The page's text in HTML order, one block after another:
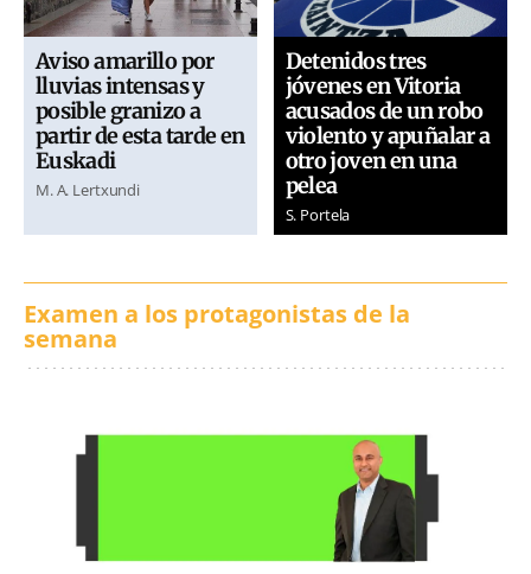
Aviso amarillo por
lluvias intensas y
posible granizo a
partir de esta tarde en
Euskadi
M. A. Lertxundi
Detenidos tres
jóvenes en Vitoria
acusados de un robo
violento y apuñalar a
otro joven en una
pelea
S. Portela
Examen a los protagonistas de la
semana